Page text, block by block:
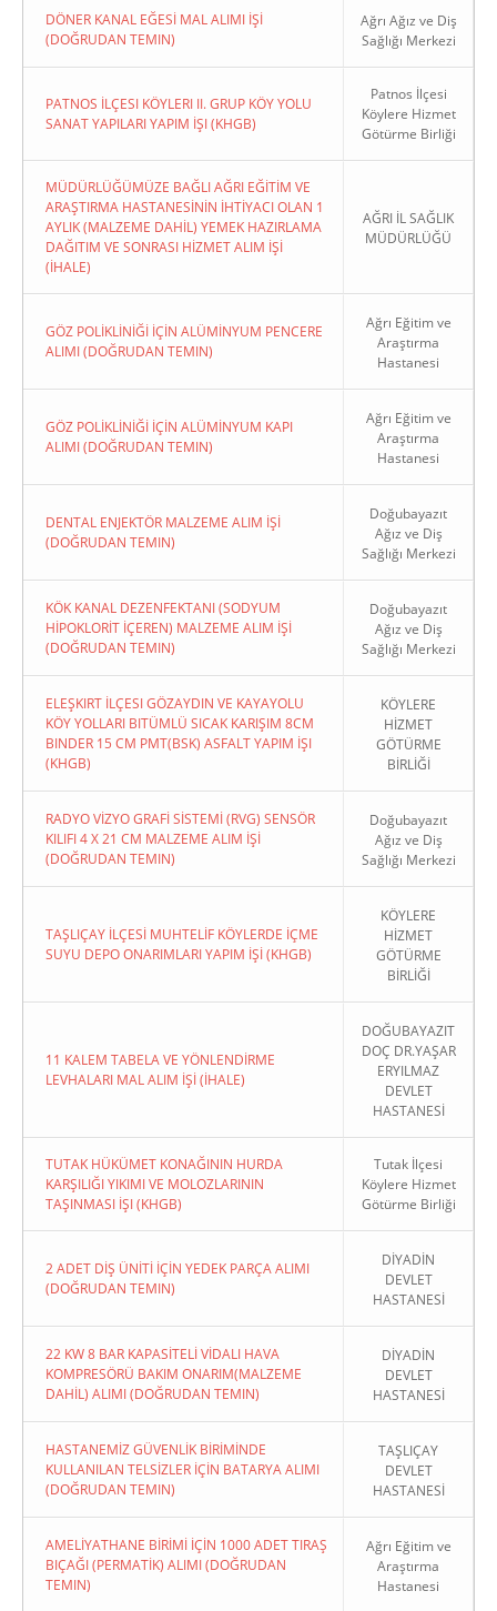
DÖNER KANAL EĞESİ MAL ALIMI İŞİ
(DOĞRUDAN TEMIN)
Ağrı Ağız ve Diş
Sağlığı Merkezi
PATNOS İLÇESI KÖYLERI II. GRUP KÖY YOLU
SANAT YAPILARI YAPIM İŞI (KHGB)
Patnos İlçesi
Köylere Hizmet
Götürme Birliği
MÜDÜRLÜĞÜMÜZE BAĞLI AĞRI EĞİTİM VE
ARAŞTIRMA HASTANESİNİN İHTİYACI OLAN 1
AYLIK (MALZEME DAHİL) YEMEK HAZIRLAMA
DAĞITIM VE SONRASI HİZMET ALIM İŞİ
(İHALE)
AĞRI İL SAĞLIK
MÜDÜRLÜĞÜ
GÖZ POLİKLİNİĞİ İÇİN ALÜMİNYUM PENCERE
ALIMI (DOĞRUDAN TEMIN)
Ağrı Eğitim ve
Araştırma
Hastanesi
GÖZ POLİKLİNİĞİ İÇİN ALÜMİNYUM KAPI
ALIMI (DOĞRUDAN TEMIN)
Ağrı Eğitim ve
Araştırma
Hastanesi
DENTAL ENJEKTÖR MALZEME ALIM İŞİ
(DOĞRUDAN TEMIN)
Doğubayazıt
Ağız ve Diş
Sağlığı Merkezi
KÖK KANAL DEZENFEKTANI (SODYUM
HİPOKLORİT İÇEREN) MALZEME ALIM İŞİ
(DOĞRUDAN TEMIN)
Doğubayazıt
Ağız ve Diş
Sağlığı Merkezi
ELEŞKIRT İLÇESI GÖZAYDIN VE KAYAYOLU
KÖY YOLLARI BITÜMLÜ SICAK KARIŞIM 8CM
BINDER 15 CM PMT(BSK) ASFALT YAPIM İŞI
(KHGB)
KÖYLERE
HİZMET
GÖTÜRME
BİRLİĞİ
RADYO VİZYO GRAFİ SİSTEMİ (RVG) SENSÖR
KILIFI 4 X 21 CM MALZEME ALIM İŞİ
(DOĞRUDAN TEMIN)
Doğubayazıt
Ağız ve Diş
Sağlığı Merkezi
TAŞLIÇAY İLÇESİ MUHTELİF KÖYLERDE İÇME
SUYU DEPO ONARIMLARI YAPIM İŞİ (KHGB)
KÖYLERE
HİZMET
GÖTÜRME
BİRLİĞİ
11 KALEM TABELA VE YÖNLENDİRME
LEVHALARI MAL ALIM İŞİ (İHALE)
DOĞUBAYAZIT
DOÇ DR.YAŞAR
ERYILMAZ
DEVLET
HASTANESİ
TUTAK HÜKÜMET KONAĞININ HURDA
KARŞILIĞI YIKIMI VE MOLOZLARININ
TAŞINMASI İŞI (KHGB)
Tutak İlçesi
Köylere Hizmet
Götürme Birliği
2 ADET DİŞ ÜNİTİ İÇİN YEDEK PARÇA ALIMI
(DOĞRUDAN TEMIN)
DİYADİN
DEVLET
HASTANESİ
22 KW 8 BAR KAPASİTELİ VİDALI HAVA
KOMPRESÖRÜ BAKIM ONARIM(MALZEME
DAHİL) ALIMI (DOĞRUDAN TEMIN)
DİYADİN
DEVLET
HASTANESİ
HASTANEMİZ GÜVENLİK BİRİMİNDE
KULLANILAN TELSİZLER İÇİN BATARYA ALIMI
(DOĞRUDAN TEMIN)
TAŞLIÇAY
DEVLET
HASTANESİ
AMELİYATHANE BİRİMİ İÇİN 1000 ADET TIRAŞ
BIÇAĞI (PERMATİK) ALIMI (DOĞRUDAN
TEMIN)
Ağrı Eğitim ve
Araştırma
Hastanesi